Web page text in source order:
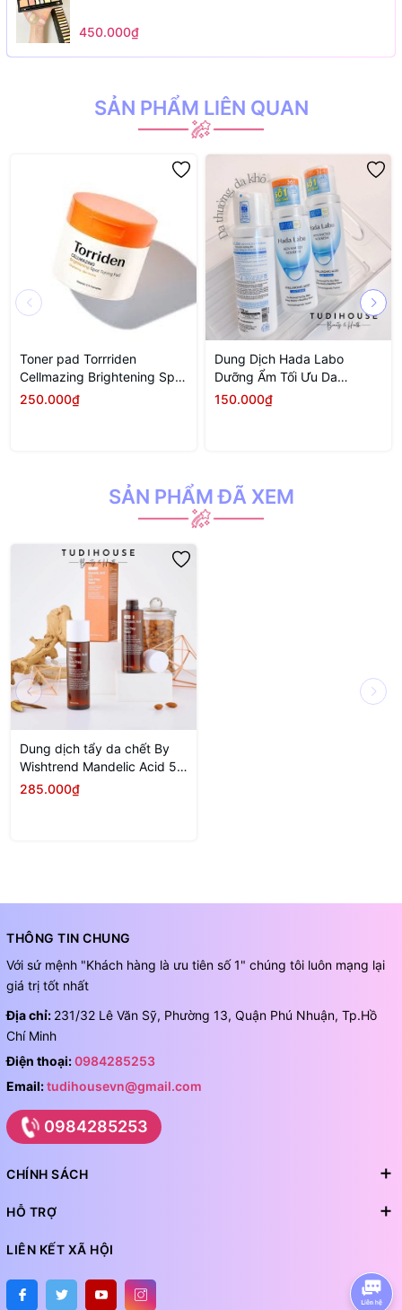
450.000₫
SẢN PHẨM LIÊN QUAN
Toner pad Torrriden
Cellmazing Brightening Spot
Toning Pad 70 pads
250.000₫
Dung Dịch Hada Labo
Dưỡng Ẩm Tối Ưu Da
Thường, Khô 170ml
150.000₫
SẢN PHẨM ĐÃ XEM
Dung dịch tẩy da chết By
Wishtrend Mandelic Acid 5%
Skin Prep Water 120ml
285.000₫
THÔNG TIN CHUNG
Với sứ mệnh "Khách hàng là ưu tiên số 1" chúng tôi luôn mạng lại
giá trị tốt nhất
Địa chỉ: 231/32 Lê Văn Sỹ, Phường 13, Quận Phú Nhuận, Tp.Hồ
Chí Minh
Điện thoại:0984285253
Email:tudihousevn@gmail.com
0984285253
CHÍNH SÁCH
HỖ TRỢ
LIÊN KẾT XÃ HỘI